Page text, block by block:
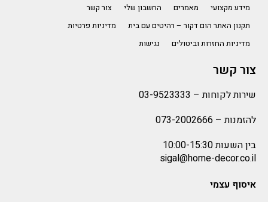
מידע מקצועי מאמרים החשבון שלי
צור קשר
תקנון האתר הום דקור – רהיטים עם בית
מדיניות פרטיות
מדיניות החזרות וביטולים
נגישות
צור קשר
שירות לקוחות – 03-9523333
להזמנות – 073-2002666
בין השעות 10:00-15:30
sigal@home-decor.co.il
איסוף עצמי